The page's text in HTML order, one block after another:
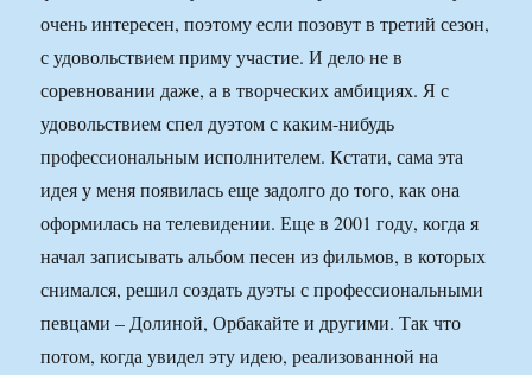
очень интересен, поэтому если позовут в третий сезон,
с удовольствием приму участие. И дело не в
соревновании даже, а в творческих амбициях. Я с
удовольствием спел дуэтом с каким-нибудь
профессиональным исполнителем. Кстати, сама эта
идея у меня появилась еще задолго до того, как она
оформилась на телевидении. Еще в 2001 году, когда я
начал записывать альбом песен из фильмов, в которых
снимался, решил создать дуэты с профессиональными
певцами – Долиной, Орбакайте и другими. Так что
потом, когда увидел эту идею, реализованной на